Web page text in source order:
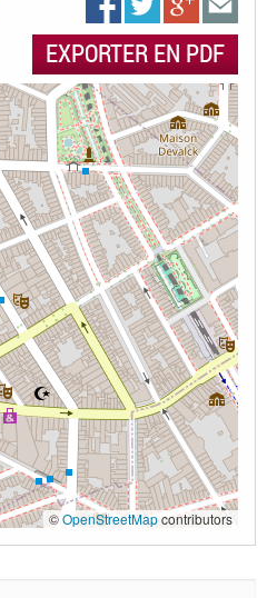
EXPORTER EN PDF
©OpenStreetMapcontributors